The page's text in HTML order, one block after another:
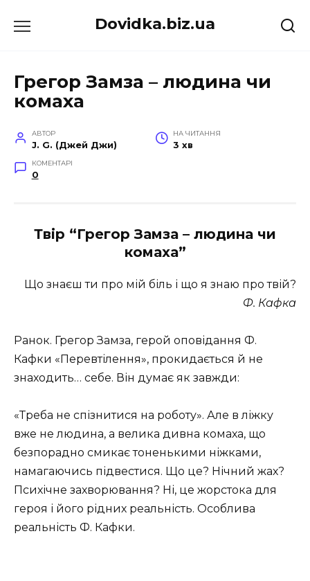
до
Dovidka.biz.ua
Грегор Замза – людина чи
комаха
АВТОР
J. G. (Джей Джи)
НА ЧИТАННЯ
3 хв
КОМЕНТАРІ
0
Твір “Грегор Замза – людина чи
комаха”
Що знаєш ти про мій біль і що я знаю про твій?
Ф. Кафка
Ранок. Грегор Замза, герой оповідання Ф.
Кафки «Перевтілення», прокидається й не
знаходить… себе. Він думає як завжди:
«Треба не спізнитися на роботу». Але в ліжку
вже не людина, а велика дивна комаха, що
безпорадно смикає тоненькими ніжками,
намагаючись підвестися. Що це? Нічний жах?
Психічне захворювання? Ні, це жорстока для
героя і його рідних реальність. Особлива
реальність Ф. Кафки.